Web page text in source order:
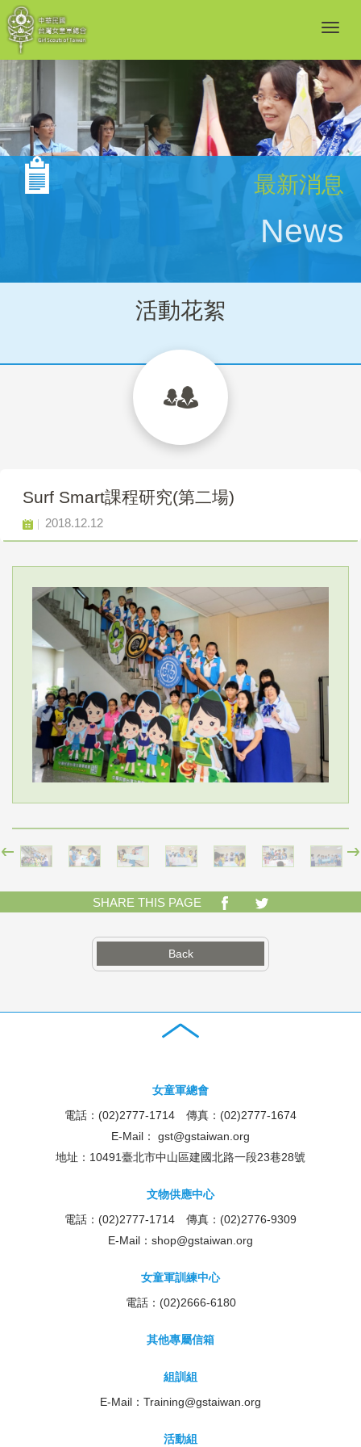
最新消息
News
活動花絮
Surf Smart課程研究(第二場)
2018.12.12
SHARE THIS PAGE
Back
女童軍總會
電話：(02)2777-1714 傳真：(02)2777-1674
E-Mail： gst@gstaiwan.org
地址：10491臺北市中山區建國北路一段23巷28號
文物供應中心
電話：(02)2777-1714 傳真：(02)2776-9309
E-Mail： shop@gstaiwan.org
女童軍訓練中心
電話：(02)2666-6180
其他專屬信箱
組訓組
E-Mail： Training@gstaiwan.org
活動組